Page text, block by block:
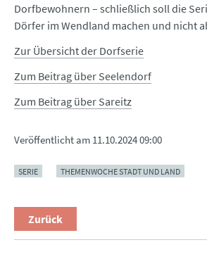
Dorfbewohnern – schließlich soll die
Dörfer im Wendland machen und nicht
Zur Übersicht der Dorfserie
Zum Beitrag über Seelendorf
Zum Beitrag über Sareitz
Veröffentlicht am 11.10.2024 09:00
SERIE THEMENWOCHE STADT UND LAND
Zurück